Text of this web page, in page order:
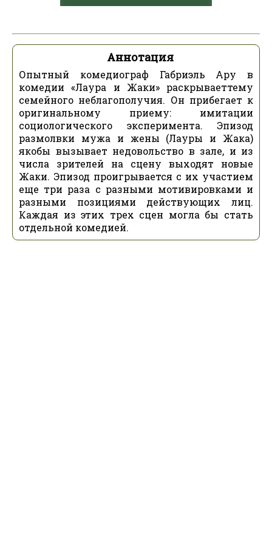
Аннотация
Опытный комедиограф Габриэль Ару в
комедии «Лаура и Жаки» раскрываеттему
семейного неблагополучия. Он прибегает к
оригинальному приему: имитации
социологического эксперимента. Эпизод
размолвки мужа и жены (Лауры и Жака)
якобы вызывает недовольство в зале, и из
числа зрителей на сцену выходят новые
Жаки. Эпизод проигрывается с их участием
еще три раза с разными мотивировками и
разными позициями действующих лиц.
Каждая из этих трех сцен могла бы стать
отдельной комедией.